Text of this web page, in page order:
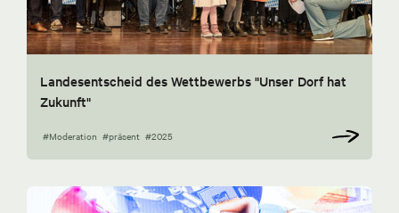
Landesentscheid des Wettbewerbs "Unser Dorf hat
Zukunft"
#Moderation #präsent #2025